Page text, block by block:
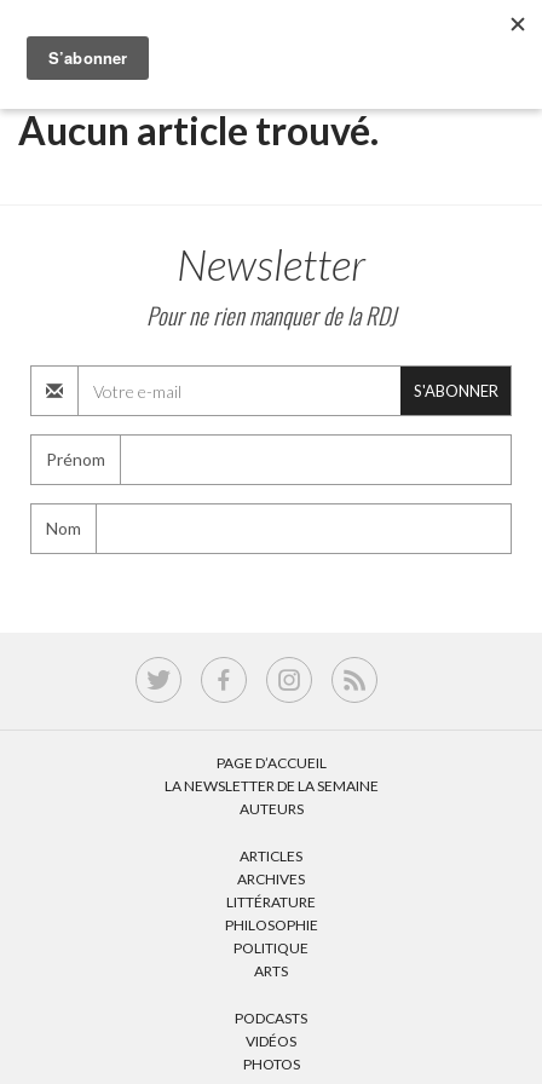
Aucun article trouvé.
Newsletter
Pour ne rien manquer de la RDJ
S'ABONNER
Prénom
Nom
PAGE D’ACCUEIL
LA NEWSLETTER DE LA SEMAINE
AUTEURS
ARTICLES
ARCHIVES
LITTÉRATURE
PHILOSOPHIE
POLITIQUE
ARTS
PODCASTS
VIDÉOS
PHOTOS